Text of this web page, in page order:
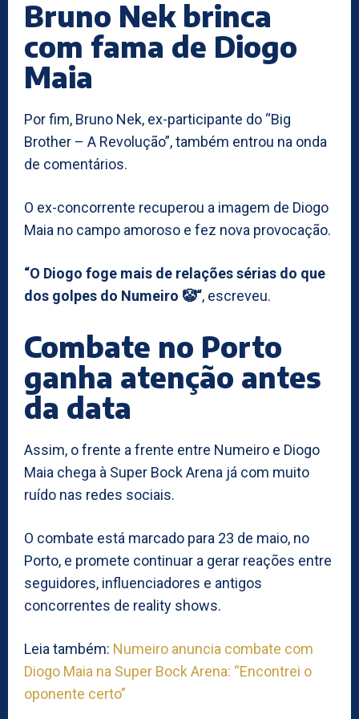
Bruno Nek brinca
com fama de Diogo
Maia
Por fim, Bruno Nek, ex-participante do “Big
Brother – A Revolução”, também entrou na onda
de comentários.
O ex-concorrente recuperou a imagem de Diogo
Maia no campo amoroso e fez nova provocação.
“O Diogo foge mais de relações sérias do que
dos golpes do Numeiro 🤡“, escreveu.
Combate no Porto
ganha atenção antes
da data
Assim, o frente a frente entre Numeiro e Diogo
Maia chega à Super Bock Arena já com muito
ruído nas redes sociais.
O combate está marcado para 23 de maio, no
Porto, e promete continuar a gerar reações entre
seguidores, influenciadores e antigos
concorrentes de reality shows.
Leia também: Numeiro anuncia combate com
Diogo Maia na Super Bock Arena: “Encontrei o
oponente certo”